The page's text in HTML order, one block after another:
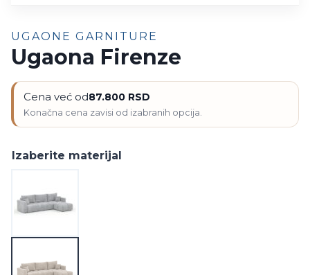
UGAONE GARNITURE
Ugaona Firenze
Cena već od87.800 RSD
Izaberite materijal